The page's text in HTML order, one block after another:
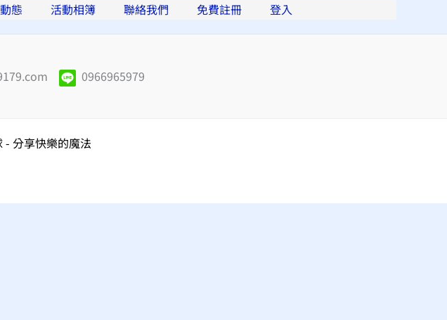
態 活動相簿 聯絡我們 免費註冊 登入
0966965979
分享快樂的魔法